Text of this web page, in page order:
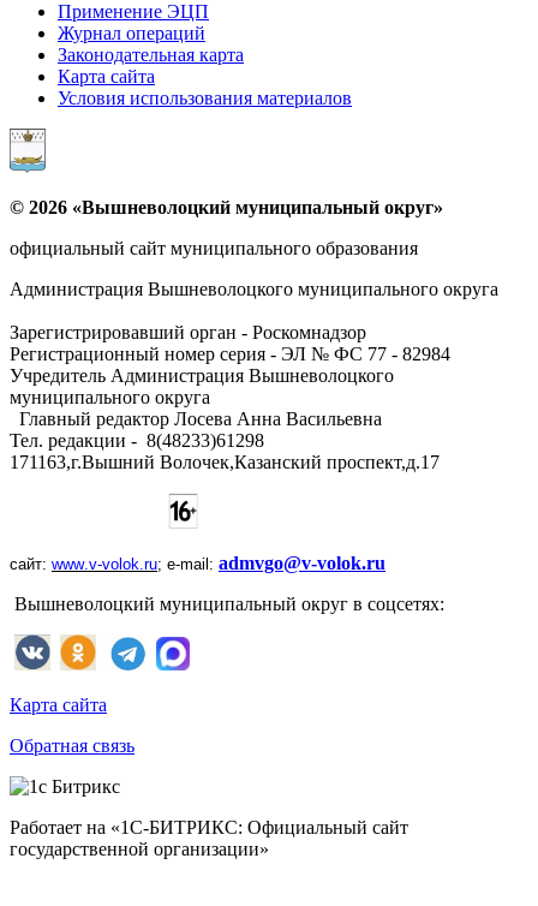
Применение ЭЦП
Журнал операций
Законодательная карта
Карта сайта
Условия использования материалов
© 2026 «Вышневолоцкий муниципальный округ»
официальный сайт муниципального образования
Администрация Вышневолоцкого муниципального округа
Зарегистрировавший орган - Роскомнадзор
Регистрационный номер серия - ЭЛ № ФС 77 - 82984
Учредитель Администрация Вышневолоцкого
муниципального округа
Главный редактор Лосева Анна Васильевна
Тел. редакции - ‎8(48233)61298
171163,г.Вышний Волочек,Казанский проспект,д.17
сайт: www.v-volok.ru; e-mail : admvgo@v-volok.ru
Вышневолоцкий муниципальный округ в соцсетях:
Карта сайта
Обратная связь
Работает на «1С-БИТРИКС: Официальный сайт
государственной организации»